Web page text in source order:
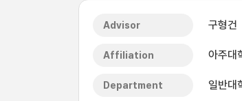
Advisor 구형건
Affiliation 아주대
Department 일반대